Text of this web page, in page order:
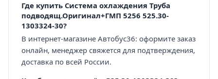
Где купить Система охлаждения Труба
подводящ.Оригинал+ГМП 5256 525.30-
1303324-30?
В интернет-магазине Автобус36: оформите заказ
онлайн, менеджер свяжется для подтверждения,
доставка по всей России.